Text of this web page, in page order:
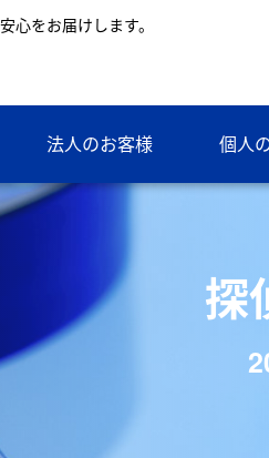
心をお届けします。
法人のお客様 個人
探